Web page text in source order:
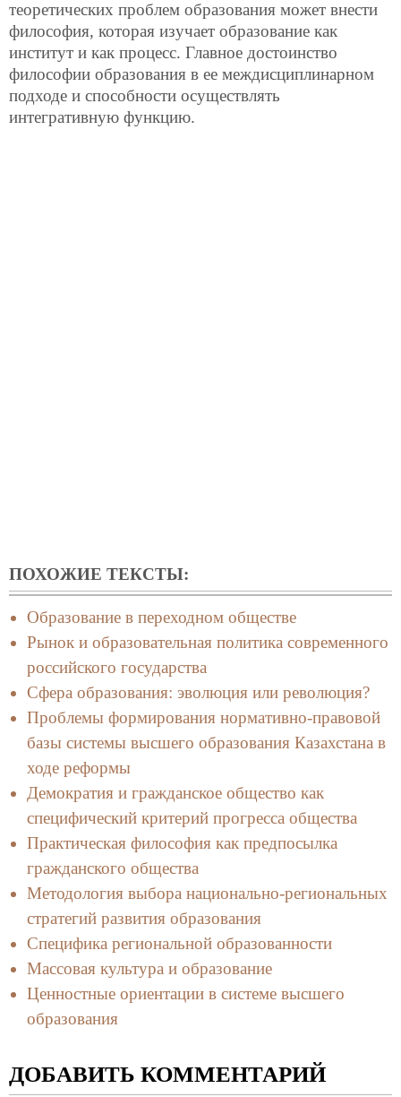
теоретических проблем образования может внести
философия, которая изучает образование как
институт и как процесс. Главное достоинство
философии образования в ее междисциплинарном
подходе и способности осуществлять
интегративную функцию.
ПОХОЖИЕ ТЕКСТЫ:
Образование в переходном обществе
Рынок и образовательная политика современного
российского государства
Сфера образования: эволюция или революция?
Проблемы формирования нормативно-правовой
базы системы высшего образования Казахстана в
ходе реформы
Демократия и гражданское общество как
специфический критерий прогресса общества
Практическая философия как предпосылка
гражданского общества
Методология выбора национально-региональных
стратегий развития образования
Специфика региональной образованности
Массовая культура и образование
Ценностные ориентации в системе высшего
образования
ДОБАВИТЬ КОММЕНТАРИЙ